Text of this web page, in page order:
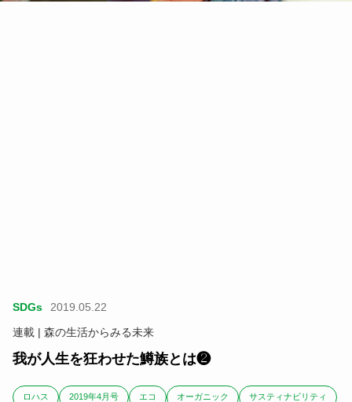
SDGs
2019.05.22
連載 | 森の生活からみる未来
我が人生を狂わせた鱒族とは❷
ロハス 2019年4月号 エコ オーガニック サスティナビリティ